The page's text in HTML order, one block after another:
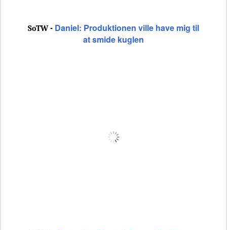
SoTW - Daniel: Produktionen ville have mig til
at smide kuglen